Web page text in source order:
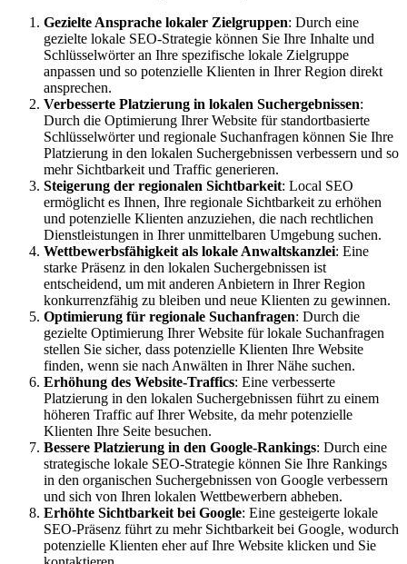
Gezielte Ansprache lokaler Zielgruppen: Durch eine
gezielte lokale SEO-Strategie können Sie Ihre Inhalte und
Schlüsselwörter an Ihre spezifische lokale Zielgruppe
anpassen und so potenzielle Klienten in Ihrer Region direkt
ansprechen.
Verbesserte Platzierung in lokalen Suchergebnissen:
Durch die Optimierung Ihrer Website für standortbasierte
Schlüsselwörter und regionale Suchanfragen können Sie Ihre
Platzierung in den lokalen Suchergebnissen verbessern und so
mehr Sichtbarkeit und Traffic generieren.
Steigerung der regionalen Sichtbarkeit: Local SEO
ermöglicht es Ihnen, Ihre regionale Sichtbarkeit zu erhöhen
und potenzielle Klienten anzuziehen, die nach rechtlichen
Dienstleistungen in Ihrer unmittelbaren Umgebung suchen.
Wettbewerbsfähigkeit als lokale Anwaltskanzlei: Eine
starke Präsenz in den lokalen Suchergebnissen ist
entscheidend, um mit anderen Anbietern in Ihrer Region
konkurrenzfähig zu bleiben und neue Klienten zu gewinnen.
Optimierung für regionale Suchanfragen: Durch die
gezielte Optimierung Ihrer Website für lokale Suchanfragen
stellen Sie sicher, dass potenzielle Klienten Ihre Website
finden, wenn sie nach Anwälten in Ihrer Nähe suchen.
Erhöhung des Website-Traffics: Eine verbesserte
Platzierung in den lokalen Suchergebnissen führt zu einem
höheren Traffic auf Ihrer Website, da mehr potenzielle
Klienten Ihre Seite besuchen.
Bessere Platzierung in den Google-Rankings: Durch eine
strategische lokale SEO-Strategie können Sie Ihre Rankings
in den organischen Suchergebnissen von Google verbessern
und sich von Ihren lokalen Wettbewerbern abheben.
Erhöhte Sichtbarkeit bei Google: Eine gesteigerte lokale
SEO-Präsenz führt zu mehr Sichtbarkeit bei Google, wodurch
potenzielle Klienten eher auf Ihre Website klicken und Sie